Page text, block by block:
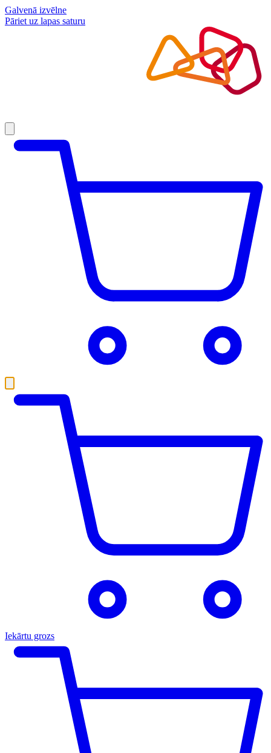
Galvenā izvēlne
Pāriet uz lapas saturu
Iekārtu grozs